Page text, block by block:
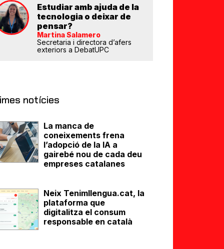
Estudiar amb ajuda de la
tecnologia o deixar de
pensar?
Martina Salamero
Secretaria i directora d’afers
exteriors a DebatUPC
notícies
La manca de
coneixements frena
l’adopció de la IA a
gairebé nou de cada deu
empreses catalanes
Neix Tenimllengua.cat, la
plataforma que
digitalitza el consum
responsable en català